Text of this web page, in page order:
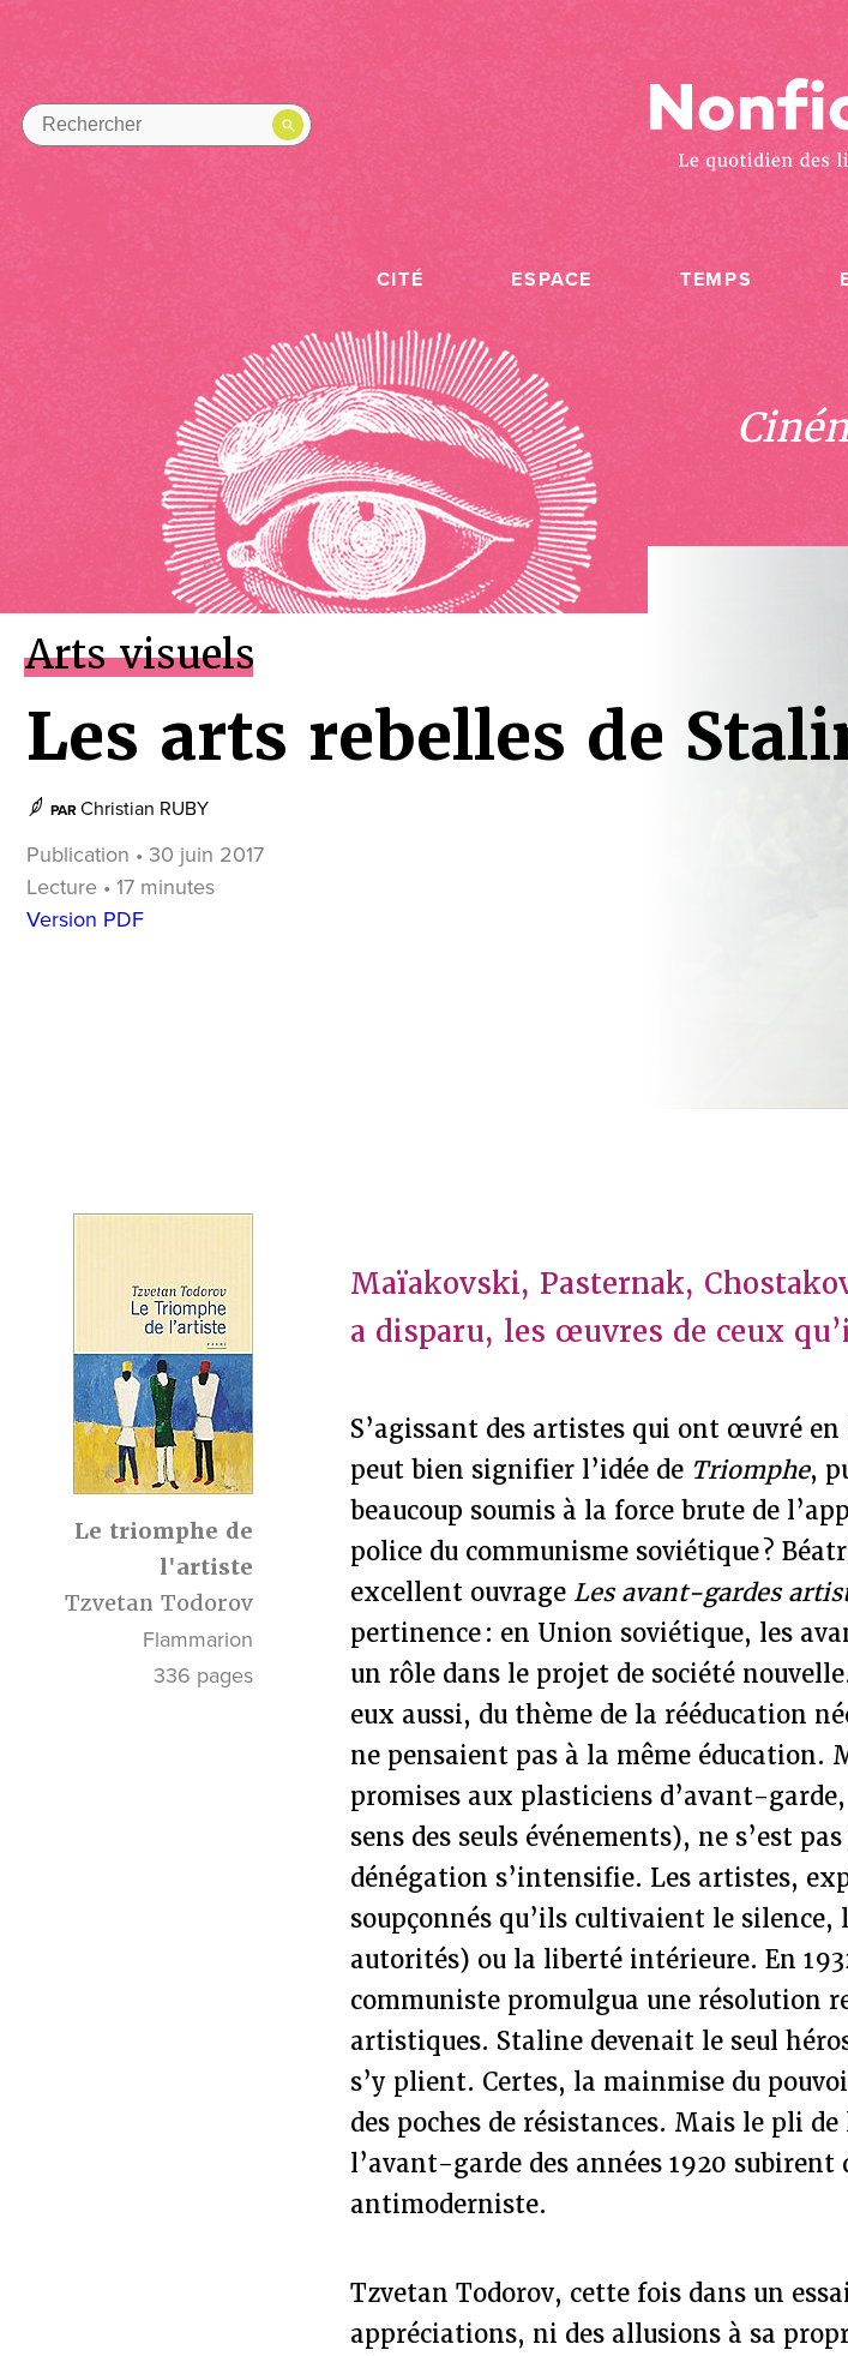
CITÉ ESPACE TEMPS
Arts visuels
Les arts rebelles de
PAR Christian RUBY
Publication • 30 juin 2017
Lecture • 17 minutes
Version PDF
Le triomphe de
l'artiste
Tzvetan Todorov
Flammarion
336 pages
Maïakovski, Pasternak,
a disparu, les œuvres de ceux
S’agissant des artistes qui ont œuvré en
peut bien signifier l’idée de Triomphe,
beaucoup soumis à la force brute de
police du communisme soviétique ?
excellent ouvrage Les avant-gardes
pertinence : en Union soviétique, les
un rôle dans le projet de société
eux aussi, du thème de la rééducation
ne pensaient pas à la même éducation.
promises aux plasticiens d’avant-
sens des seuls événements), ne s’est
dénégation s’intensifie. Les artistes,
soupçonnés qu’ils cultivaient le
autorités) ou la liberté intérieure. En
communiste promulgua une résolution
artistiques. Staline devenait le seul
s’y plient. Certes, la mainmise du
des poches de résistances. Mais le pli
l’avant-garde des années 1920
antimoderniste.
Tzvetan Todorov, cette fois dans un
appréciations, ni des allusions à sa